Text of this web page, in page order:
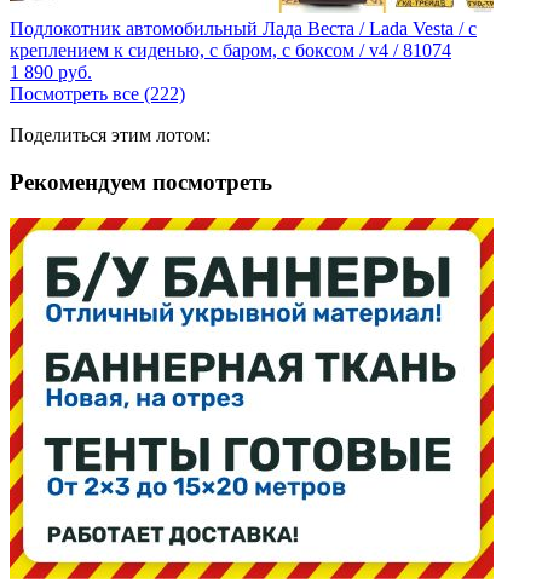
Подлокотник автомобильный Лада Веста / Lada Vesta / с
креплением к сиденью, с баром, с боксом / v4 / 81074
1 890 руб.
Посмотреть все (222)
Поделиться этим лотом:
Рекомендуем посмотреть